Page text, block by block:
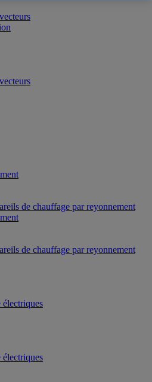
de chauffage par reyonnement
de chauffage par reyonnement